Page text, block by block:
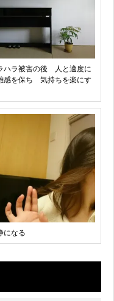
ハラ被害の後 人と適度に
感を保ち 気持ちを楽にす
になる